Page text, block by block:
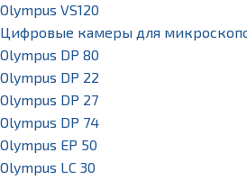
Olympus VS120
Цифровые камеры для
Olympus DP 80
Olympus DP 22
Olympus DP 27
Olympus DP 74
Olympus EP 50
Olympus LC 30